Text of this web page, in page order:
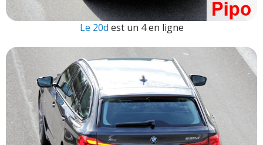
Le 20d est un 4 en ligne